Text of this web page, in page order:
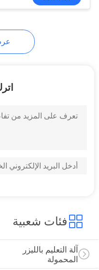
ليزر DPSS UV
آلة النقش
البلاستيكية
آلة النقش
الزجاج
فئات شعبية
آلة التعليم بالليزر
المحمولة